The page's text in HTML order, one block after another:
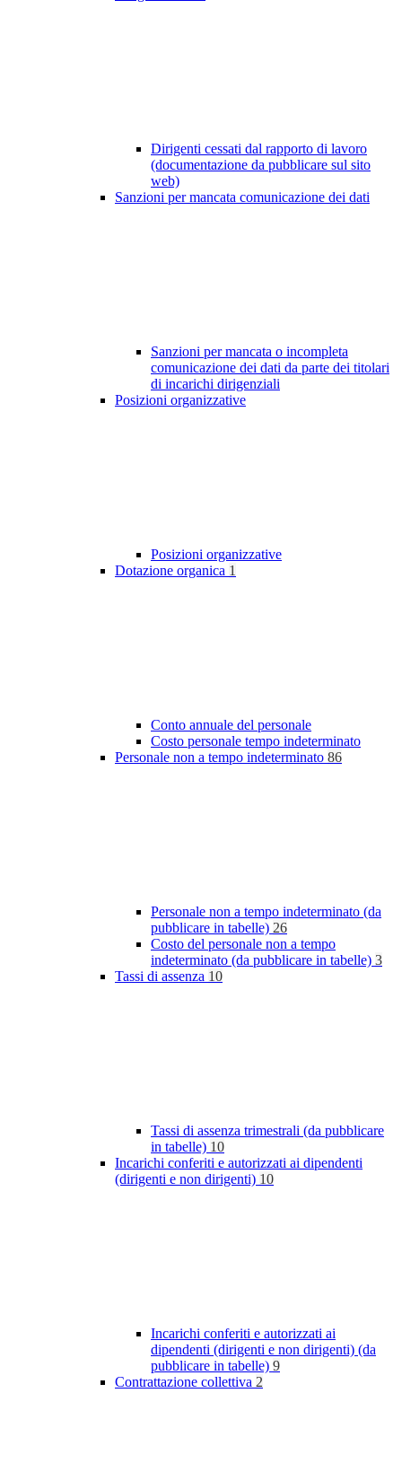
Dirigenti cessati dal rapporto di lavoro
(documentazione da pubblicare sul sito
web)
Sanzioni per mancata comunicazione dei dati
Sanzioni per mancata o incompleta
comunicazione dei dati da parte dei titolari
di incarichi dirigenziali
Posizioni organizzative
Posizioni organizzative
Dotazione organica 1
Conto annuale del personale
Costo personale tempo indeterminato
Personale non a tempo indeterminato 86
Personale non a tempo indeterminato (da
pubblicare in tabelle) 26
Costo del personale non a tempo
indeterminato (da pubblicare in tabelle) 3
Tassi di assenza 10
Tassi di assenza trimestrali (da pubblicare
in tabelle) 10
Incarichi conferiti e autorizzati ai dipendenti
(dirigenti e non dirigenti) 10
Incarichi conferiti e autorizzati ai
dipendenti (dirigenti e non dirigenti) (da
pubblicare in tabelle) 9
Contrattazione collettiva 2